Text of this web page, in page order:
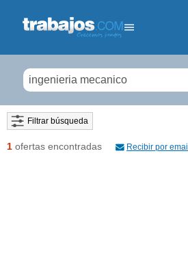
Filtrar búsqueda
1 ofertas encontradas Recibir por email